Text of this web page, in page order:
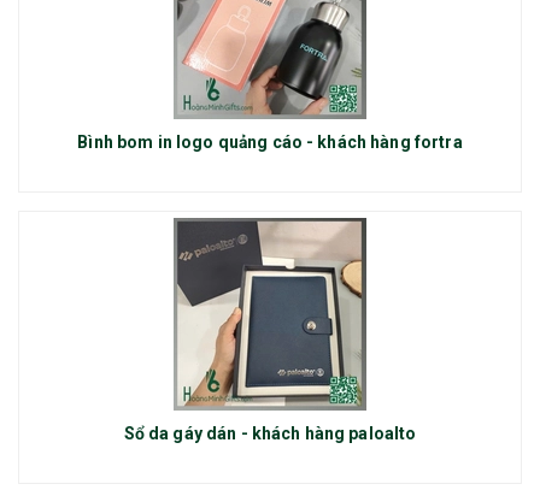
Bình bom in logo quảng cáo - khách hàng fortra
Sổ da gáy dán - khách hàng paloalto